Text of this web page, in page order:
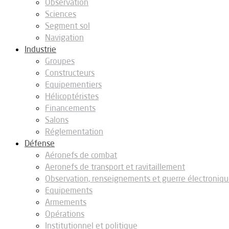
Observation
Sciences
Segment sol
Navigation
Industrie
Groupes
Constructeurs
Equipementiers
Hélicoptéristes
Financements
Salons
Réglementation
Défense
Aéronefs de combat
Aeronefs de transport et ravitaillement
Observation, renseignements et guerre
Equipements
Armements
Opérations
Institutionnel et politique